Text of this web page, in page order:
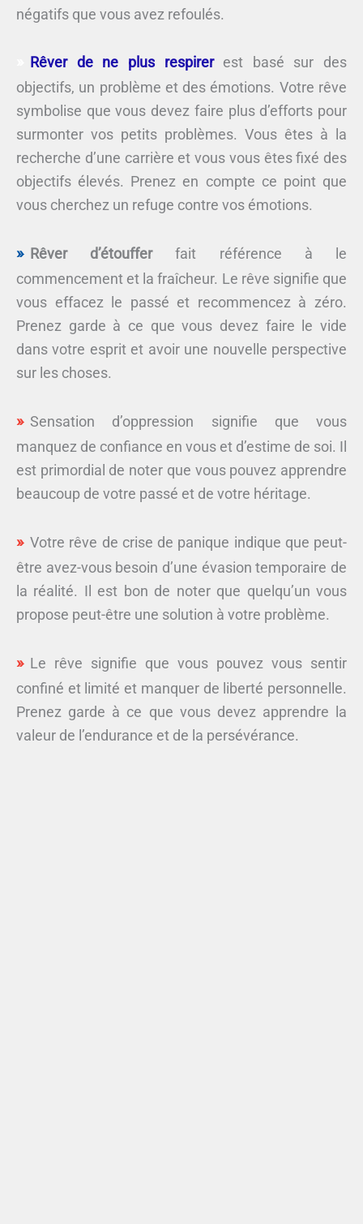
négatifs que vous avez refoulés.
Rêver de ne plus respirerest basé sur des
objectifs, un problème et des émotions. Votre rêve
symbolise que vous devez faire plus d’efforts pour
surmonter vos petits problèmes. Vous êtes à la
recherche d’une carrière et vous vous êtes fixé des
objectifs élevés. Prenez en compte ce point que
vous cherchez un refuge contre vos émotions.
Rêver d’étoufferfait référence à le
commencement et la fraîcheur. Le rêve signifie que
vous effacez le passé et recommencez à zéro.
Prenez garde à ce que vous devez faire le vide
dans votre esprit et avoir une nouvelle perspective
sur les choses.
Sensation d’oppression signifie que vous
manquez de confiance en vous et d’estime de soi. Il
est primordial de noter que vous pouvez apprendre
beaucoup de votre passé et de votre héritage.
Votre rêve de crise de panique indique que peut-
être avez-vous besoin d’une évasion temporaire de
la réalité. Il est bon de noter que quelqu’un vous
propose peut-être une solution à votre problème.
Le rêve signifie que vous pouvez vous sentir
confiné et limité et manquer de liberté personnelle.
Prenez garde à ce que vous devez apprendre la
valeur de l’endurance et de la persévérance.